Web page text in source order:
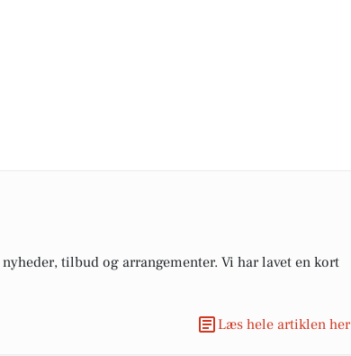
tilbud og arrangementer. Vi har lavet en kort
Læs hele artiklen her